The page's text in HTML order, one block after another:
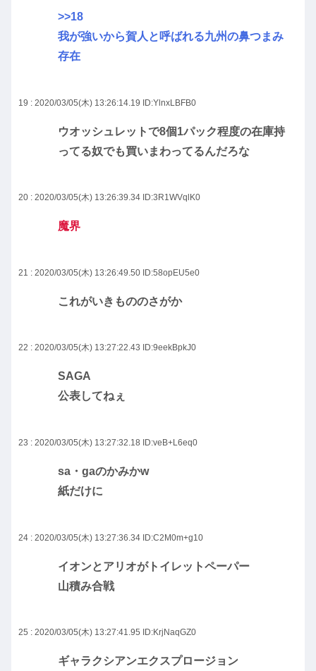
>>18
我が強いから賀人と呼ばれる九州の鼻つまみ
存在
19 : 2020/03/05(木) 13:26:14.19 ID:YlnxLBFB0
ウオッシュレットで8個1パック程度の在庫持
ってる奴でも買いまわってるんだろな
20 : 2020/03/05(木) 13:26:39.34 ID:3R1WVqlK0
魔界
21 : 2020/03/05(木) 13:26:49.50 ID:58opEU5e0
これがいきもののさがか
22 : 2020/03/05(木) 13:27:22.43 ID:9eekBpkJ0
SAGA
公表してねぇ
23 : 2020/03/05(木) 13:27:32.18 ID:veB+L6eq0
sa・gaのかみかw
紙だけに
24 : 2020/03/05(木) 13:27:36.34 ID:C2M0m+g10
イオンとアリオがトイレットペーパー
山積み合戦
25 : 2020/03/05(木) 13:27:41.95 ID:KrjNaqGZ0
ギャラクシアンエクスプロージョン